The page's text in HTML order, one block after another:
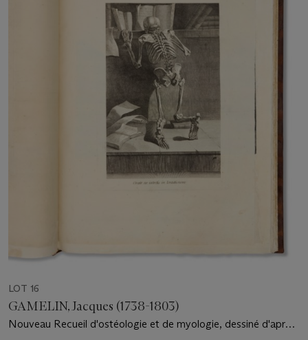
LOT 16
GAMELIN, Jacques (1738-1803)
Nouveau Recueil d'ostéologie et de myologie, dessiné d'après